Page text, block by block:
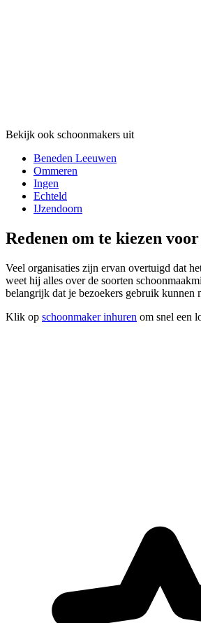
Bekijk ook schoonmakers uit
Beneden Leeuwen
Ommeren
Ingen
Echteld
IJzendoorn
Redenen om te kiezen
Veel organisaties zijn ervan overtuigd dat
weet hij alles over de soorten
belangrijk dat je bezoekers gebruik kunnen
Klik op schoonmaker inhuren om snel een